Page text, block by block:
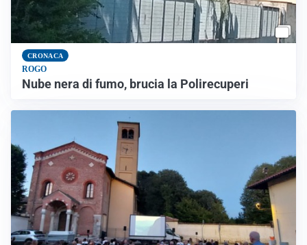
CRONACA
ROGO
Nube nera di fumo, brucia la Polirecuperi